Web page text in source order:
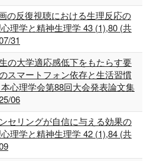
の反復視聴における生理反応の
理学と精神生理学 43 (1),80 (共
31
の大学適応感低下をもたらす要
スマートフォン依存と生活習慣
心理学会第88回大会発表論文集
06
セリングが自信に与える効果の
理学と精神生理学 42 (1),84 (共